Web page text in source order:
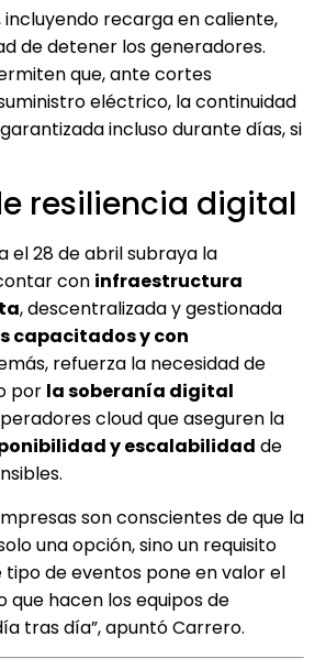
incluyendo recarga en caliente,
de detener los generadores.
que, ante cortes
eléctrico, la continuidad
incluso durante días, si
resiliencia digital
el 28 de abril subraya la
con infraestructura
, descentralizada y gestionada
capacitados y con
refuerza la necesidad de
por la soberanía digital
cloud que aseguren la
y escalabilidad de
son conscientes de que la
una opción, sino un requisito
de eventos pone en valor el
que hacen los equipos de
tras día”, apuntó Carrero.